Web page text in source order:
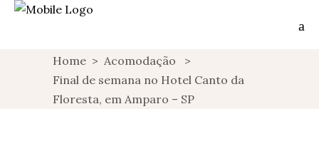
Home > Acomodação
>
Final de semana no Hotel Canto da
Floresta, em Amparo – SP